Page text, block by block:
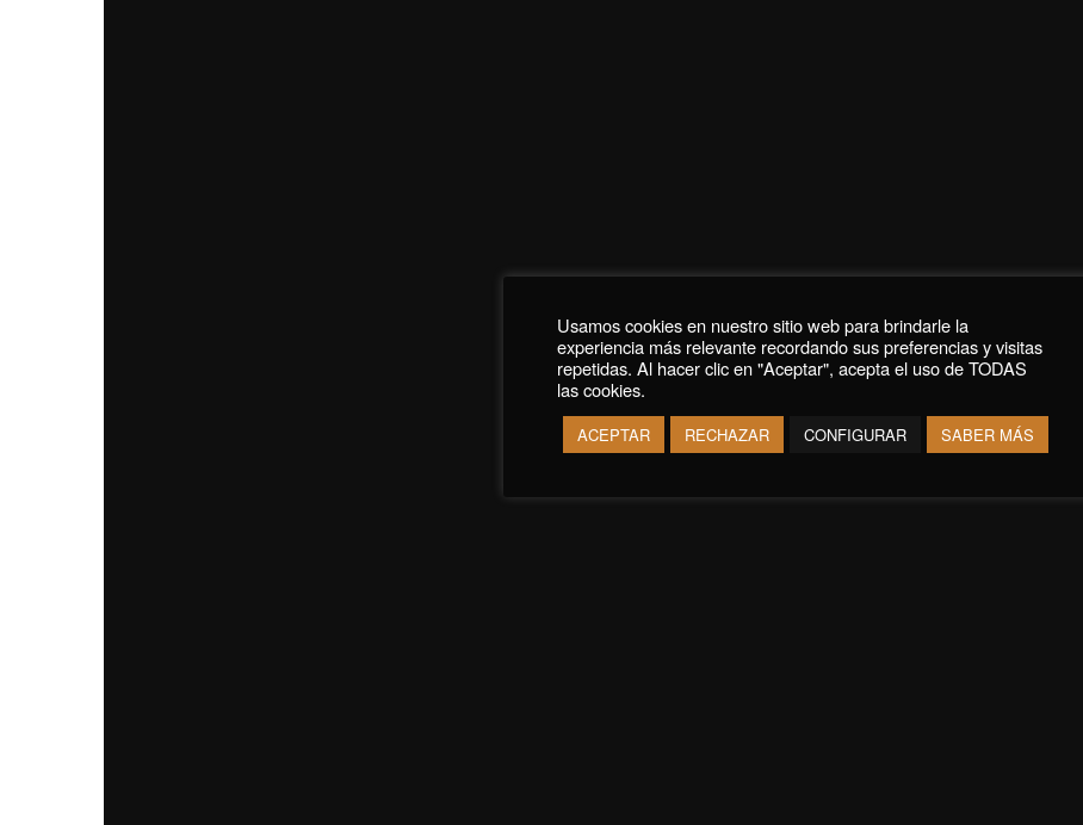
Usamos cookies en nuestro sitio web para brindarle la
experiencia más relevante recordando sus preferencias y visitas
repetidas. Al hacer clic en "Aceptar", acepta el uso de TODAS
las cookies.
ACEPTAR RECHAZAR CONFIGURAR SABER MÁS